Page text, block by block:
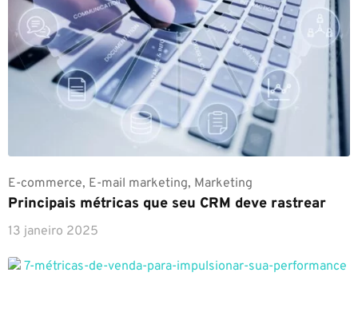
E-commerce, E-mail marketing, Marketing
Principais métricas que seu CRM deve rastrear
13 janeiro 2025